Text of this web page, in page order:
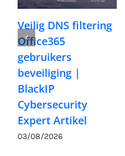
Veilig DNS filtering
Office365
gebruikers
beveiliging |
BlackIP
Cybersecurity
Expert Artikel
03/08/2026